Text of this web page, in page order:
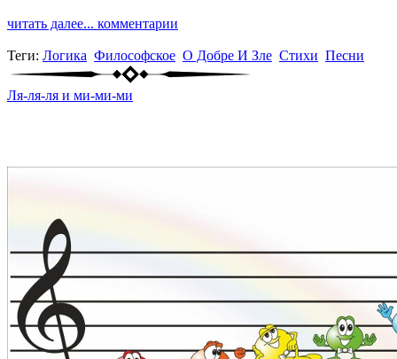
читать далее... комментарии
Теги: Логика Философское О Добре И Зле Стихи Песни
Ля-ля-ля и ми-ми-ми